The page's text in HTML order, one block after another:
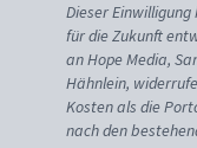
Dieser
für die Zukunft
an Hope Media,
Hähnlein,
Kosten als die
nach den